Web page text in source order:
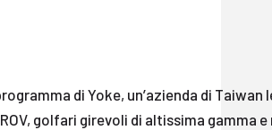
di Yoke, un’azienda di
golfari girevoli di altissima gamma